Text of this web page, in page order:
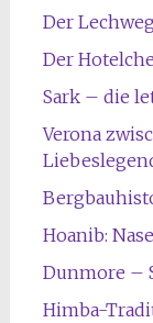
Der
Der
Sark – die
Verona
Hoanib:
Dunmore –
Himba-